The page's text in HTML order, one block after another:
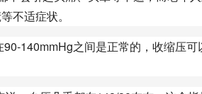
不适症状。
140mmHg之间是正常的，收缩压可